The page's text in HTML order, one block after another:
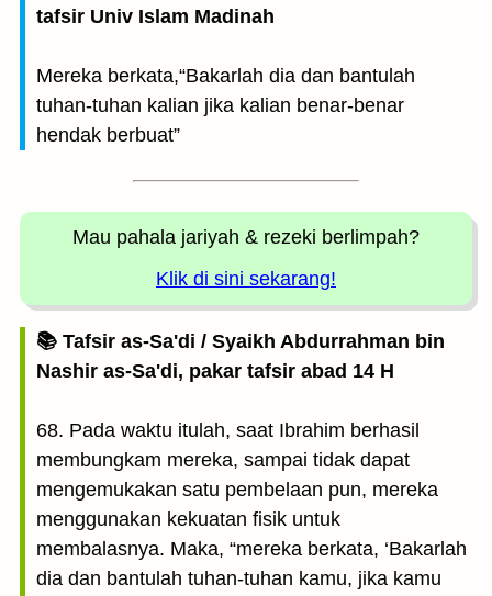
tafsir Univ Islam Madinah
Mereka berkata,“Bakarlah dia dan bantulah
tuhan-tuhan kalian jika kalian benar-benar
hendak berbuat”
Mau pahala jariyah & rezeki berlimpah?
Klik di sini sekarang!
📚 Tafsir as-Sa'di / Syaikh Abdurrahman bin
Nashir as-Sa'di, pakar tafsir abad 14 H
68. Pada waktu itulah, saat Ibrahim berhasil
membungkam mereka, sampai tidak dapat
mengemukakan satu pembelaan pun, mereka
menggunakan kekuatan fisik untuk
membalasnya. Maka, “mereka berkata, ‘Bakarlah
dia dan bantulah tuhan-tuhan kamu, jika kamu